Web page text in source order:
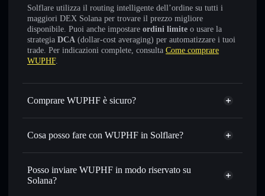
Solflare utilizza il routing intelligente dell’ordine su tutti i
maggiori DEX Solana per trovare il prezzo migliore
disponibile. Puoi anche impostare ordini limite o usare la
strategia DCA (dollar-cost averaging) per automatizzare i tuoi
trade. Per indicazioni complete, consulta Come comprare
WUPHF.
Comprare WUPHF è sicuro?
WUPHF non è verificato
Cosa posso fare con WUPHF in Solflare?
WUPHF
wallet Solflare
Scambiare istantaneamente— scambia WUPHF in SOL,
USDC o in migliaia di altri token Solana al prezzo migliore
Posso inviare WUPHF in modo riservato su
Solana?